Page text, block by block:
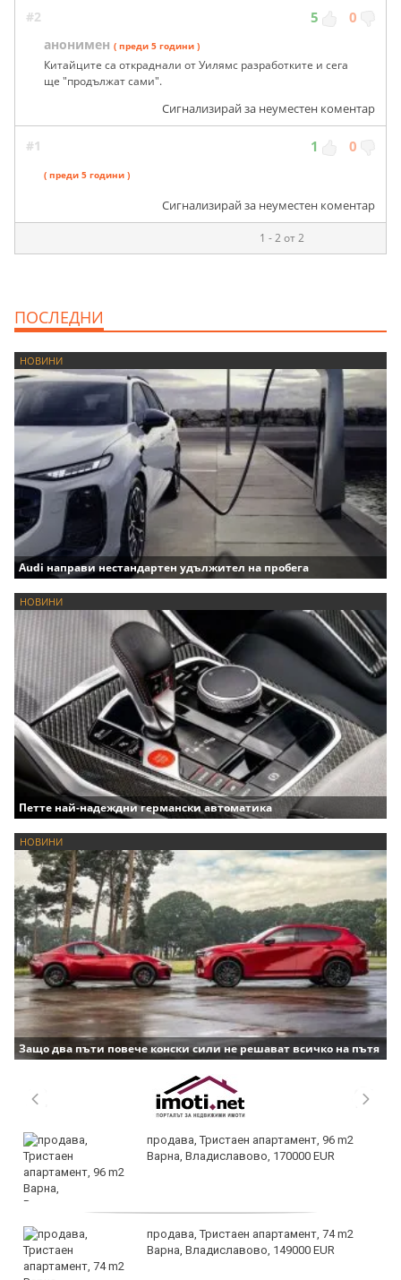
#2 5 0
анонимен ( преди 5 години )
Китайците са откраднали от Уилямс разработките и сега
ще "продължат сами".
Сигнализирай за неуместен коментар
#1 1 0
( преди 5 години )
Сигнализирай за неуместен коментар
1 - 2 от 2
ПОСЛЕДНИ
НОВИНИ
Audi направи нестандартен удължител на пробега
НОВИНИ
Петте най-надеждни германски автоматика
НОВИНИ
Защо два пъти повече конски сили не решават всичко на пътя
продава, Тристаен апартамент, 96 m2
Варна, Владиславово, 170000 EUR
продава, Тристаен апартамент, 74 m2
Варна, Владиславово, 149000 EUR